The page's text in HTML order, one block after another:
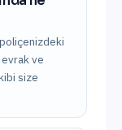
evrak ve
size